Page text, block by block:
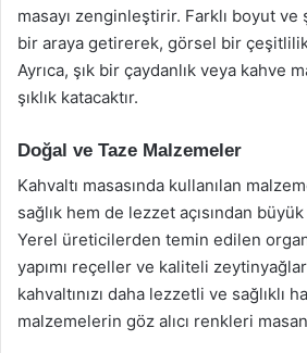
masayı zenginleştirir. Farklı boyut ve
bir araya getirerek, görsel bir
Ayrıca, şık bir çaydanlık veya kahve
şıklık katacaktır.
Doğal ve Taze Malzemeler
Kahvaltı masasında kullanılan
sağlık hem de lezzet açısından
Yerel üreticilerden temin edilen
yapımı reçeller ve kaliteli
kahvaltınızı daha lezzetli ve sağlıklı
malzemelerin göz alıcı renkleri